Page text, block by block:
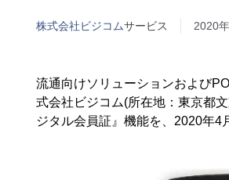
株式会社ビジコムサービス 2020
流通向けソリューションおよび
式会社ビジコム(所在地：東京都
ジタル会員証』機能を、2020年4